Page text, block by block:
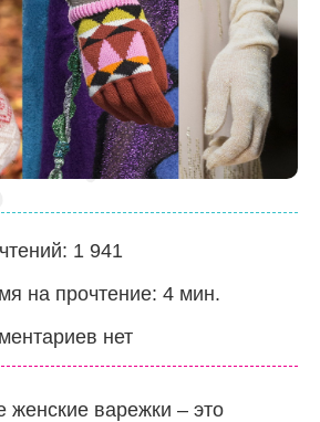
1 941
на прочтение: 4 мин.
нет
варежки – это